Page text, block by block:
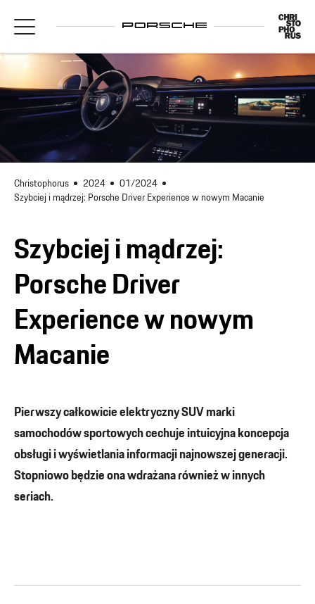
Christophorus 2024
01/2024
Szybciej i mądrzej: Porsche Driver Experience w nowym Macanie
Szybciej i mądrzej:
Porsche Driver
Experience w nowym
Macanie
Pierwszy całkowicie elektryczny SUV marki
samochodów sportowych cechuje intuicyjna koncepcja
obsługi i wyświetlania informacji najnowszej generacji.
Stopniowo będzie ona wdrażana również w innych
seriach.